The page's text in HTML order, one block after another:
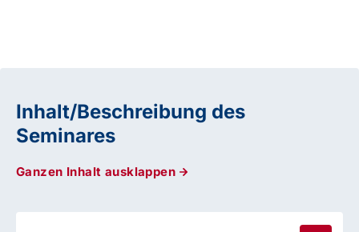
Inhalt/Beschreibung des
Seminares
Ganzen Inhalt ausklappen